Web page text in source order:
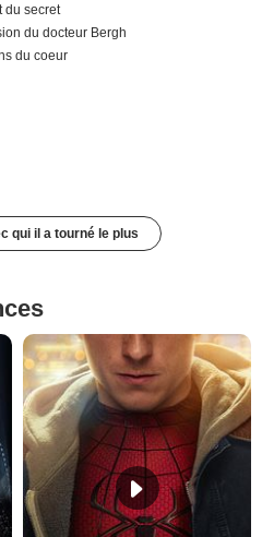
du secret
du docteur Bergh
du coeur
qui il a tourné le plus